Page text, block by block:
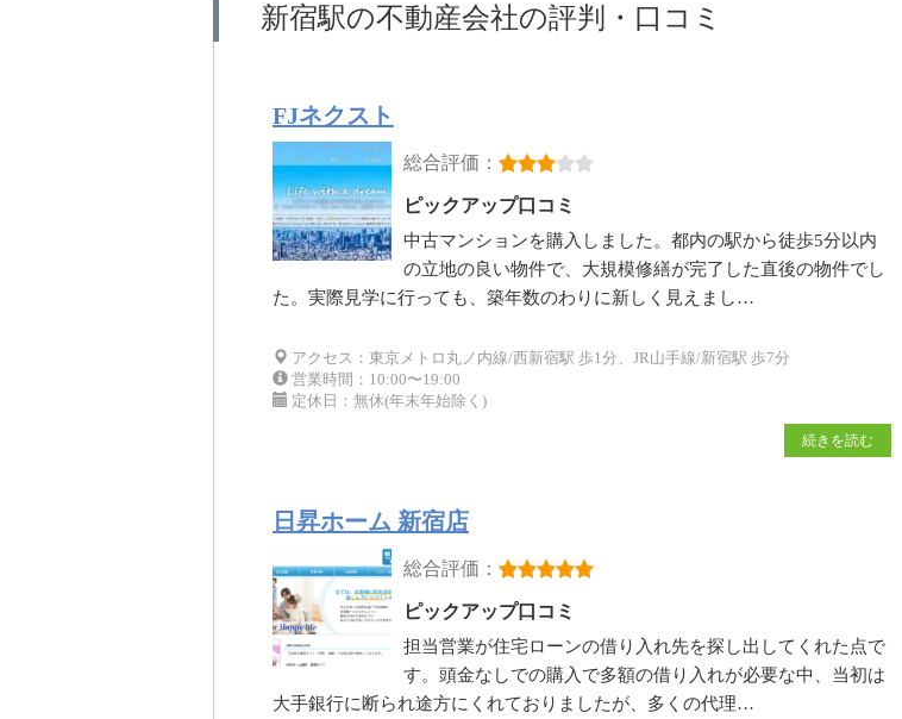
新宿駅の不動産会社の評判・口コミ
FJネクスト
総合評価：
ピックアップ口コミ
中古マンションを購入しました。都内の駅から徒歩5分以内
の立地の良い物件で、大規模修繕が完了した直後の物件でし
た。実際見学に行っても、築年数のわりに新しく見えまし…
アクセス：東京メトロ丸ノ内線/西新宿駅 歩1分、JR山手線/新宿駅 歩7分
営業時間：10:00〜19:00
定休日：無休(年末年始除く)
続きを読む
日昇ホーム 新宿店
総合評価：
ピックアップ口コミ
担当営業が住宅ローンの借り入れ先を探し出してくれた点で
す。頭金なしでの購入で多額の借り入れが必要な中、当初は
大手銀行に断られ途方にくれておりましたが、多くの代理…